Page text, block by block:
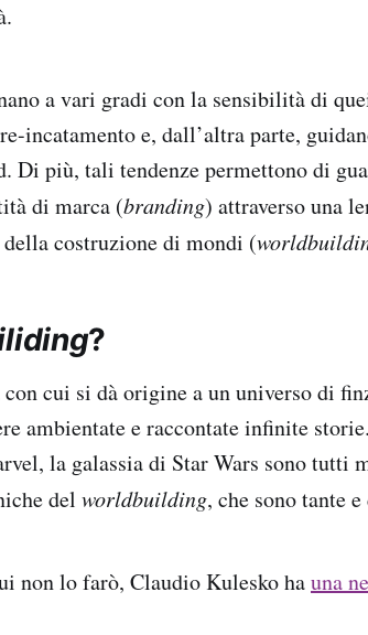
a vari gradi con la sensibilità di
incatamento e, dall’altra parte,
Di più, tali tendenze permettono di
di marca (branding) attraverso una
costruzione di mondi (
?
cui si dà origine a un universo di
ambientate e raccontate infinite
la galassia di Star Wars sono tutti
del worldbuilding, che sono tante
non lo farò, Claudio Kulesko hauna